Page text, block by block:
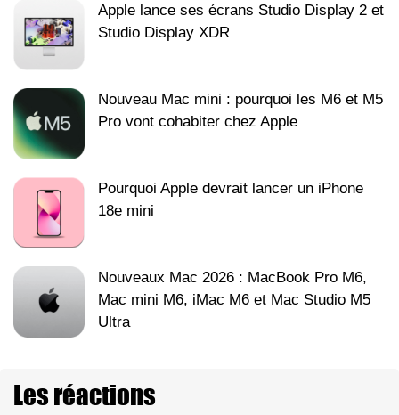
Apple lance ses écrans Studio Display 2 et
Studio Display XDR
Nouveau Mac mini : pourquoi les M6 et M5
Pro vont cohabiter chez Apple
Pourquoi Apple devrait lancer un iPhone
18e mini
Nouveaux Mac 2026 : MacBook Pro M6,
Mac mini M6, iMac M6 et Mac Studio M5
Ultra
Les réactions